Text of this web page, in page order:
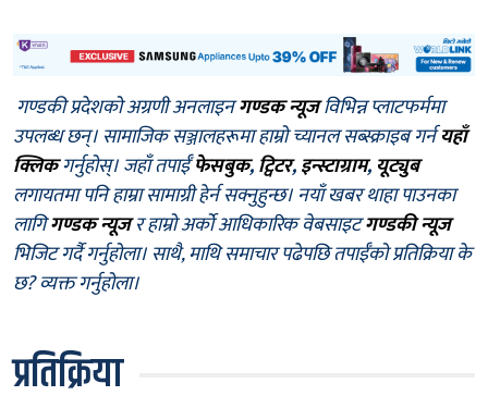
गण्डकी प्रदेशको अग्रणी अनलाइनगण्डक न्यूजविभिन्न प्लाटफर्ममा
उपलब्ध छन्। सामाजिक सञ्जालहरूमा हाम्रो च्यानल सब्स्क्राइब गर्नयहाँ
क्लिकगर्नुहोस्। जहाँ तपाईँफेसबुक,ट्विटर,इन्स्टाग्राम, यूट्युब
लगायतमा पनि हाम्रा सामाग्री हेर्न सक्नुहुन्छ। नयाँ खबर थाहा पाउनका
लागिगण्डक न्यूजर हाम्रो अर्को आधिकारिक वेबसाइटगण्डकी न्यूज
भिजिट गर्दै गर्नुहोला। साथै, माथि समाचार पढेपछि तपाईँको प्रतिक्रिया के
छ? व्यक्त गर्नुहोला।
प्रतिक्रिया